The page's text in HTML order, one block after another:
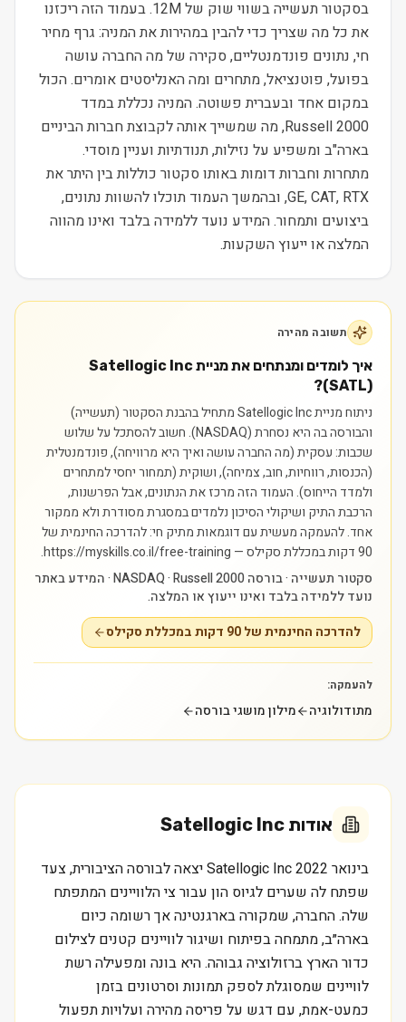
בסקטור תעשייה בשווי שוק של 12M. בעמוד הזה ריכזנו
את כל מה שצריך כדי להבין במהירות את המניה: גרף מחיר
חי, נתונים פונדמנטליים, סקירה של מה החברה עושה
בפועל, פוטנציאל, מתחרים ומה האנליסטים אומרים. הכול
במקום אחד ובעברית פשוטה. המניה נכללת במדד
Russell 2000, מה שמשייך אותה לקבוצת חברות הביניים
בארה"ב ומשפיע על נזילות, תנודתיות ועניין מוסדי.
מתחרות וחברות דומות באותו סקטור כוללות בין היתר את
GE, CAT, RTX, ובהמשך העמוד תוכלו להשוות נתונים,
ביצועים ותמחור. המידע נועד ללמידה בלבד ואינו מהווה
המלצה או ייעוץ השקעות.
תשובה מהירה
איך לומדים ומנתחים את מניית Satellogic Inc
(SATL)?
ניתוח מניית Satellogic Inc מתחיל בהבנת הסקטור (תעשייה)
והבורסה בה היא נסחרת (NASDAQ). חשוב להסתכל על שלוש
שכבות: עסקית (מה החברה עושה ואיך היא מרוויחה), פונדמנטלית
(הכנסות, רווחיות, חוב, צמיחה), ושוקית (תמחור יחסי למתחרים
ולמדד הייחוס). העמוד הזה מרכז את הנתונים, אבל הפרשנות,
הרכבת התיק ושיקולי הסיכון נלמדים במסגרת מסודרת ולא ממקור
אחד.להעמקה מעשית עם דוגמאות מתיק חי: להדרכה החינמית של
90 דקות במכללת סקילס — https://myskills.co.il/free-training.
סקטור תעשייה · בורסה NASDAQ · Russell 2000 · המידע באתר
נועד ללמידה בלבד ואינו ייעוץ או המלצה.
להדרכה החינמית של 90 דקות במכללת סקילס
להעמקה:
מתודולוגיה מילון מושגי בורסה
אודות Satellogic Inc
בינואר 2022 Satellogic Inc יצאה לבורסה הציבורית, צעד
שפתח לה שערים לגיוס הון עבור צי הלוויינים המתפתח
שלה. החברה, שמקורה בארגנטינה אך רשומה כיום
בארה״ב, מתמחה בפיתוח ושיגור לוויינים קטנים לצילום
כדור הארץ ברזולוציה גבוהה. היא בונה ומפעילה רשת
לוויינים שמסוגלת לספק תמונות וסרטונים בזמן
כמעט-אמת, עם דגש על פריסה מהירה ועלויות תפעול